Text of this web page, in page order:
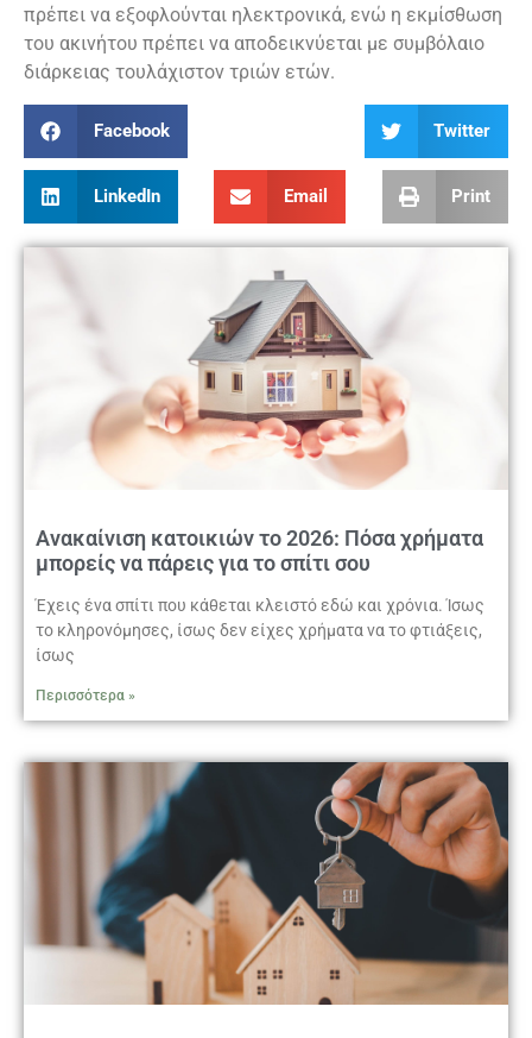
πρέπει να εξοφλούνται ηλεκτρονικά, ενώ η εκμίσθωση
του ακινήτου πρέπει να αποδεικνύεται με συμβόλαιο
διάρκειας τουλάχιστον τριών ετών.
Facebook Twitter
LinkedIn Email Print
Ανακαίνιση κατοικιών το 2026: Πόσα χρήματα
μπορείς να πάρεις για το σπίτι σου
Έχεις ένα σπίτι που κάθεται κλειστό εδώ και χρόνια. Ίσως
το κληρονόμησες, ίσως δεν είχες χρήματα να το φτιάξεις,
ίσως
Περισσότερα »